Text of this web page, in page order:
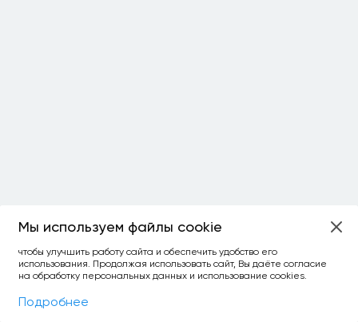
Фильтры
Мы используем файлы cookie
чтобы улучшить работу сайта и обеспечить удобство его
использования. Продолжая использовать сайт, Вы даёте согласие
на обработку персональных данных и использование cookies.
Подробнее
ОСТАЛОСЬ:
уточнить фильтр сравнить топ-3
спросить ИИ